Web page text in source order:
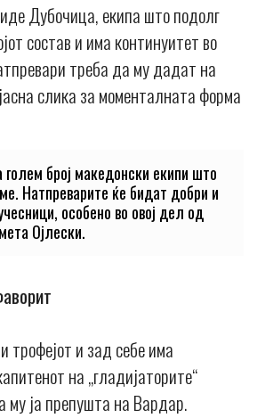
Дубочица, екипа што подолг
состав и има континуитет во
треба да му дадат на
слика за моменталната форма
голем број македонски екипи што
Натпреварите ќе бидат добри и
особено во овој дел од
Ојлески.
трофејот и зад себе има
на „гладијаторите“
му ја препушта на Вардар.